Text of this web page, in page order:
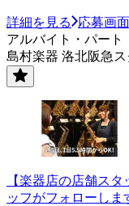
詳細を見る
応募画
アルバイト・パート
島村楽器 洛北阪急
【楽器店の店舗ス
ッフがフォローしま